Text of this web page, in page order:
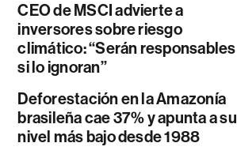
CEO de MSCI advierte a
inversores sobre riesgo
climático: “Serán responsables
si lo ignoran”
Deforestación en la Amazonía
brasileña cae 37% y apunta a su
nivel más bajo desde 1988